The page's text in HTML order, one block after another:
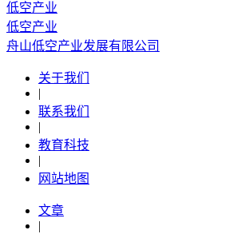
低空产业
低空产业
舟山低空产业发展有限公司
关于我们
|
联系我们
|
教育科技
|
网站地图
文章
|